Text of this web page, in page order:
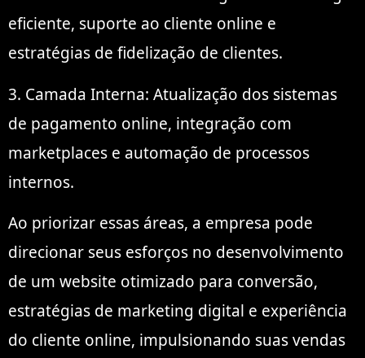
eficiente, suporte ao cliente online e
estratégias de fidelização de clientes.
3. Camada Interna: Atualização dos sistemas
de pagamento online, integração com
marketplaces e automação de processos
internos.
Ao priorizar essas áreas, a empresa pode
direcionar seus esforços no desenvolvimento
de um website otimizado para conversão,
estratégias de marketing digital e experiência
do cliente online, impulsionando suas vendas